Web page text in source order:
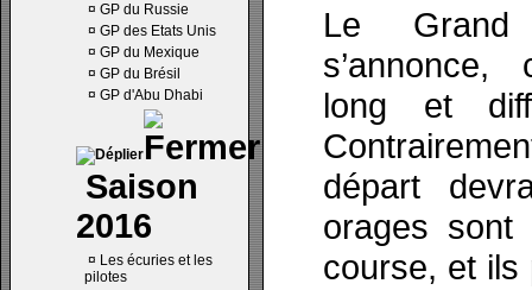
¤ GP du Russie
¤ GP des Etats Unis
¤ GP du Mexique
¤ GP du Brésil
¤ GP d'Abu Dhabi
Saison
2016
¤ Les écuries et les
pilotes
Le
long et
départ
orages sont
course, et ils